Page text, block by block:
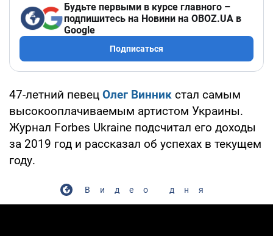
Будьте первыми в курсе главного –
подпишитесь на Новини на OBOZ.UA в
Google
Подписаться
47-летний певец Олег Винник стал самым
высокооплачиваемым артистом Украины.
Журнал Forbes Ukraine подсчитал его доходы
за 2019 год и рассказал об успехах в текущем
году.
Видео дня